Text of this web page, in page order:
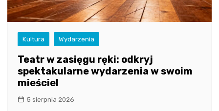
Kultura Wydarzenia
Teatr w zasięgu ręki: odkryj
spektakularne wydarzenia w swoim
mieście!
5 sierpnia 2026